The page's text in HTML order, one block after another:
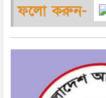
ফলো করুন-